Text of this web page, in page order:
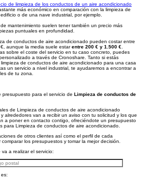
de limpieza de los conductos de un aire acondicionado
más económico en comparación con la limpieza de
o de una nave industrial, por ejemplo.
mantenimiento suelen tener también un precio más
puntuales en profundidad.
de conductos de aire acondicionado pueden costar entre
aunque la media suele estarentre 200 € y 1.500 €
sobre el coste del servicio en tu caso concreto, puedes
a través de Cronoshare. Tanto si estás
de conductos de aire acondicionado para una casa
un servicio a nivel industrial, te ayudaremos a encontrar a
de tu zona.
presupuesto para el servicio de Limpieza de conductos de
de Limpieza de conductos de aire acondicionado
alrededores van a recibir un aviso con tu solicitud y los que
a poner en contacto contigo, ofreciéndote un presupuesto
para Limpieza de conductos de aire acondicionado.
de otros clientes así como el perfil de cada
los presupuestos y tomar la mejor decisión.
a realizar el servicio: